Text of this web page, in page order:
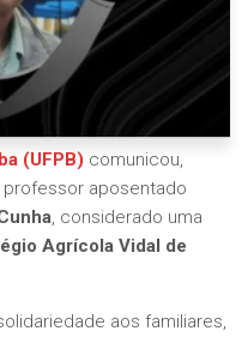
(UFPB) comunicou,
professor aposentado
, considerado uma
Agrícola Vidal de
aos familiares,